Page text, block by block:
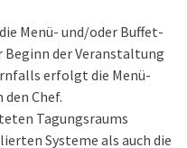
Menü- und/oder Buffet-
Beginn der Veranstaltung
erfolgt die Menü-
Chef.
Tagungsraums
Systeme als auch die